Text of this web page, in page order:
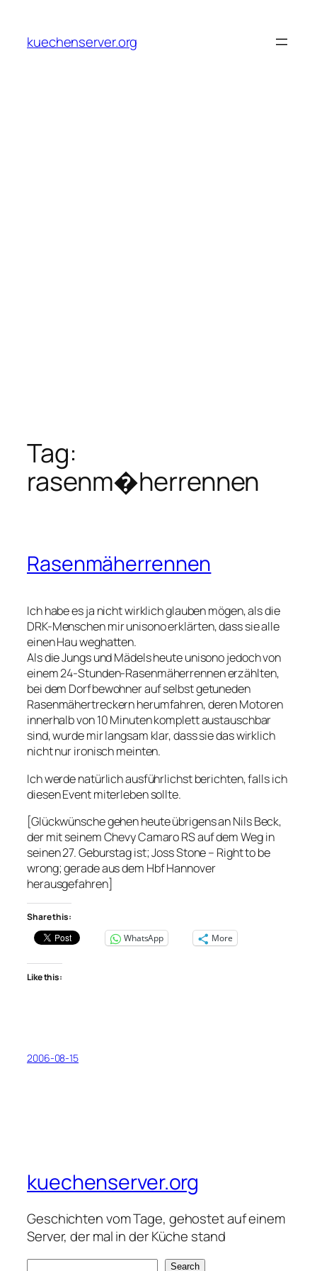
content
kuechenserver.org
Tag:
rasenm�herrennen
Rasenmäherrennen
Ich habe es ja nicht wirklich glauben mögen, als die
DRK-Menschen mir unisono erklärten, dass sie alle
einen Hau weghatten.
Als die Jungs und Mädels heute unisono jedoch von
einem 24-Stunden-Rasenmäherrennen erzählten,
bei dem Dorfbewohner auf selbst getuneden
Rasenmähertreckern herumfahren, deren Motoren
innerhalb von 10 Minuten komplett austauschbar
sind, wurde mir langsam klar, dass sie das wirklich
nicht nur ironisch meinten.
Ich werde natürlich ausführlichst berichten, falls ich
diesen Event miterleben sollte.
[Glückwünsche gehen heute übrigens an Nils Beck,
der mit seinem Chevy Camaro RS auf dem Weg in
seinen 27. Geburstag ist; Joss Stone – Right to be
wrong; gerade aus dem Hbf Hannover
herausgefahren]
Share this:
WhatsApp
More
Like this:
2006-08-15
kuechenserver.org
Geschichten vom Tage, gehostet auf einem
Server, der mal in der Küche stand
Search